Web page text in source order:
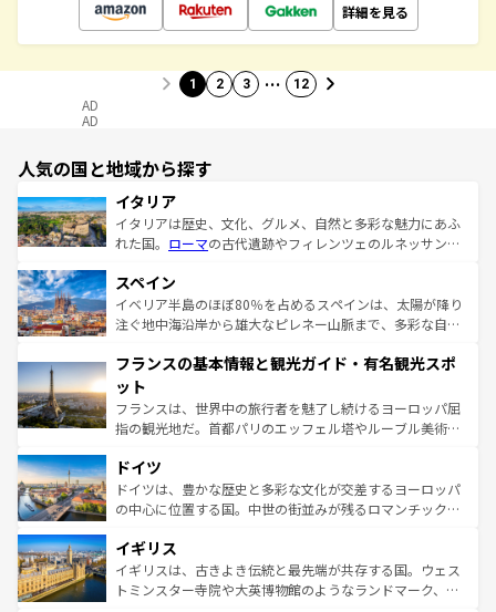
詳細を見る
1 2 3 … 12
AD
AD
人気の国と地域から探す
イタリア
イタリアは歴史、文化、グルメ、自然と多彩な魅力にあふ
れた国。 ローマの古代遺跡やフィレンツェのルネッサンス
ろん、トスカーナの美しい田園風景やアマルフィ海岸の絶
景など、自然景観も見逃せない。観光の合間には、本場の
ピザやパスタなど、絶品のイタリア料理を堪能することも
ませてくれるイタリアで、忘れられない旅をしてみよう！
なお、新着のイタリア情報は
しい。
スペイン
イベリア半島のほぼ80％を占めるスペインは、太陽が降り
注ぐ地中海沿岸から雄大なピレネー山脈まで、多彩な自然
文化が根付くこの国では、情熱的なフラメンコ、熱気あふ
れる闘牛、そして美味しいタパスが生活の一部となってい
る。首都マドリードの洗練された雰囲気や、バルセロナの
アートに溢れた街角から、地方では古代ローマ遺跡や中世
せる。地方によって風土や気候が異なるスペインはその個
性で訪れる人を魅了する。 なお、新着のスペイン情報は コ
ンテンツ一覧を参照してほしい。
フランスの基本情報と観光ガイド・有名観光スポ
ット
フランスは、世界中の旅行者を魅了し続けるヨーロッパ屈
指の観光地だ。首都パリのエッフェル塔やルーブル美術館
で、幅広い魅力が詰まっている。華麗な宮殿、歴史的な大
聖堂、美しいビーチ、そして豊かな自然が、訪れる者を心
から魅了する。また、フランスは美食の国としても知ら
いる。シャンパンの発祥地であるランス、プロヴァンスの
香り高いラベンダー畑など、多彩な楽しみ方が可能だ。さ
らに、パリ以外の地域にも魅力が溢れており、どの街角に
ドイツ
ドイツは、豊かな歴史と多彩な文化が交差するヨーロッパ
の中心に位置する国。中世の街並みが残るロマンチック街
顔を持つこの国は、どこを歩いても飽きることがない。ベ
ルリンの文化的活気、バイエルン州のアルプスの絶景、そ
してライン川沿いのワイン畑といった風景は必見。ビール
イギリス
イギリスは、古きよき伝統と最先端が共存する国。ウェス
トミンスター寺院や大英博物館のようなランドマーク、歴